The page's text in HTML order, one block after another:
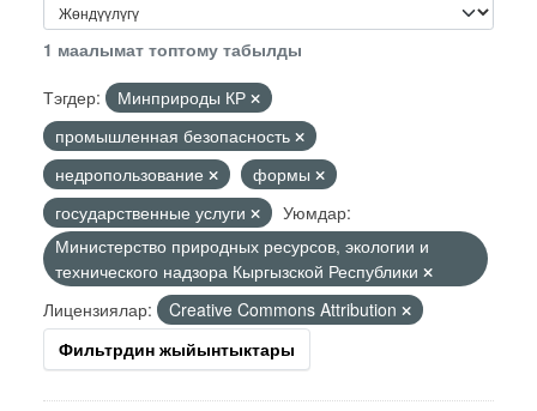
1 маалымат топтому табылды
Тэгдер:
Минприроды КР
промышленная безопасность
недропользование
формы
государственные услуги
Уюмдар:
Министерство природных ресурсов, экологии и
технического надзора Кыргызской Республики
Лицензиялар:
Creative Commons Attribution
Фильтрдин жыйынтыктары